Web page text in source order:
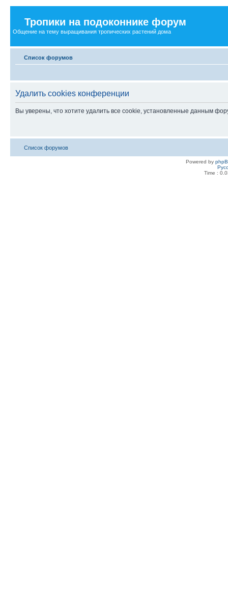
Тропики на подоконнике форум
Общение на тему выращивания тропических растений дома
Список форумов
Удалить cookies конференции
Вы уверены, что хотите удалить все cookie, установленные данным
Список форумов
Powered by
Time :